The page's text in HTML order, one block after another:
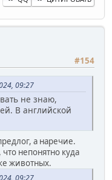
#154
09:27
не знаю,
В английской
а наречие.
непонятно куда
животных.
09:27